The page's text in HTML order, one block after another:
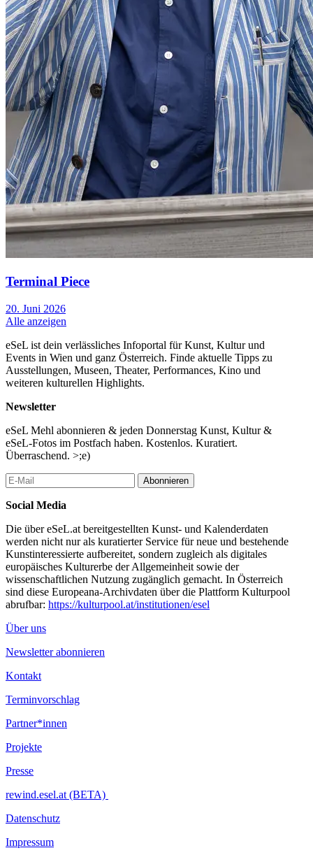
Terminal Piece
20. Juni 2026
Alle anzeigen
eSeL ist dein verlässliches Infoportal für Kunst, Kultur und
Events in Wien und ganz Österreich. Finde aktuelle Tipps zu
Ausstellungen, Museen, Theater, Performances, Kino und
weiteren kulturellen Highlights.
Newsletter
eSeL Mehl abonnieren & jeden Donnerstag Kunst, Kultur &
eSeL-Fotos im Postfach haben. Kostenlos. Kuratiert.
Überraschend. >;e)
Abonnieren
Social Media
Die über eSeL.at bereitgestellten Kunst- und Kalenderdaten
werden nicht nur als kuratierter Service für neue und bestehende
Kunstinteressierte aufbereitet, sondern zugleich als digitales
europäisches Kulturerbe der Allgemeinheit sowie der
wissenschaftlichen Nutzung zugänglich gemacht. In Österreich
sind diese Europeana-Archivdaten über die Plattform Kulturpool
abrufbar: https://kulturpool.at/institutionen/esel
Über uns
Newsletter abonnieren
Kontakt
Terminvorschlag
Partner*innen
Projekte
Presse
rewind.esel.at (BETA)
Datenschutz
Impressum